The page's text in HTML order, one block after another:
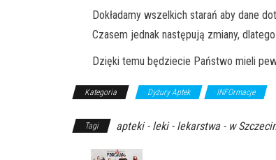
Dokładamy wszelkich starań aby dane
Czasem jednak następują zmiany,
Dzięki temu będziecie Państwo mieli
Kategoria Dyżury Aptek INFOrmacje
Tagi apteki - leki - lekarstwa - w